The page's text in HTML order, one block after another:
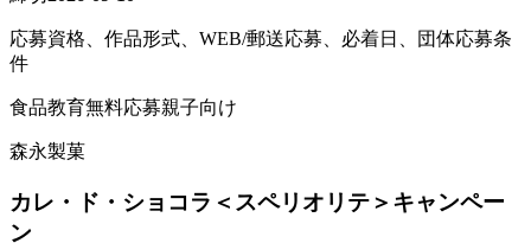
応募資格、作品形式、WEB/郵送応募、必着日、団体応募条
件
食品教育無料応募親子向け
森永製菓
カレ・ド・ショコラ＜スペリオリテ＞キャンペー
ン